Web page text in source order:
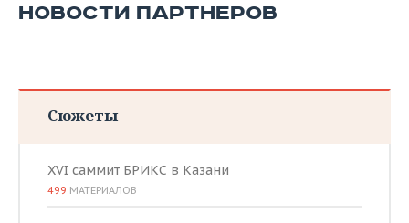
НОВОСТИ ПАРТНЕРОВ
Сюжеты
XVI саммит БРИКС в Казани
499 МАТЕРИАЛОВ